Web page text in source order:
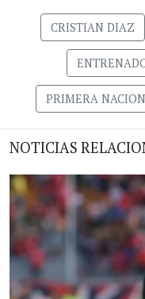
CRISTIAN DIAZ
PRIMERA
NOTICIAS